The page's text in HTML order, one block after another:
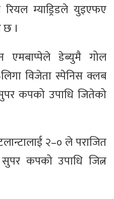
म्याड्रिडले युइएफए
।
एमबाप्पेले डेब्युमै गोल
विजेता स्पेनिस क्लब
कपको उपाधि जितेको
२–० ले पराजित
सुपर कपको उपाधि जित्न